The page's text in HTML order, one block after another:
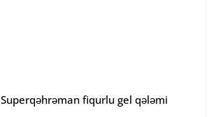
Superqəhrəman fiqurlu gel qələmi